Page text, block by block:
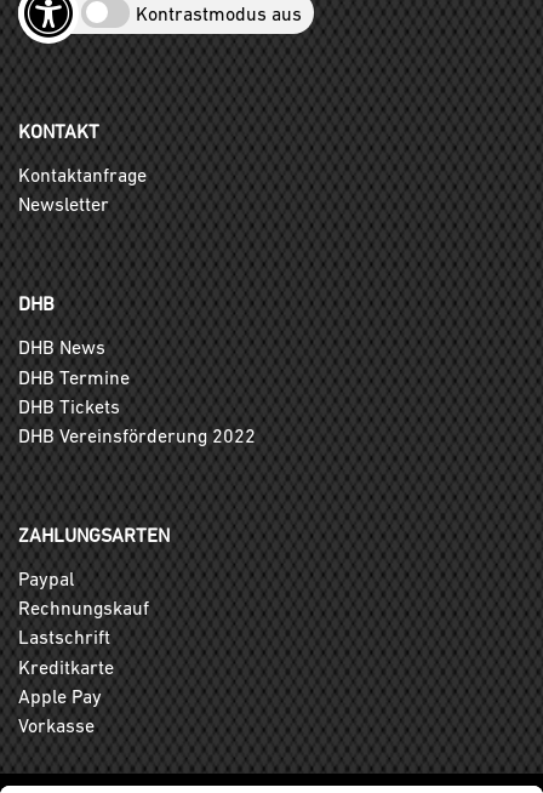
Kontrastmodus aus
KONTAKT
Kontaktanfrage
Newsletter
DHB
DHB News
DHB Termine
DHB Tickets
DHB Vereinsförderung 2022
ZAHLUNGSARTEN
Paypal
Rechnungskauf
Lastschrift
Kreditkarte
Apple Pay
Vorkasse